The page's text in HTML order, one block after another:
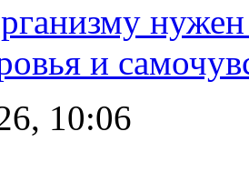
и
10:06